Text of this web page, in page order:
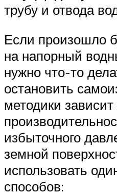
трубу и отвода
Если произошло
на напорный
нужно что-то
остановить
методики зависит
избыточного
земной
использовать
способов: